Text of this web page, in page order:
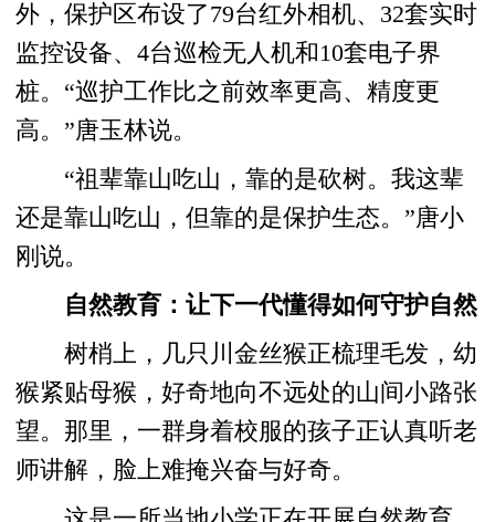
外，保护区布设了79台红外相机、32套实时
监控设备、4台巡检无人机和10套电子界
桩。“巡护工作比之前效率更高、精度更
高。”唐玉林说。
“祖辈靠山吃山，靠的是砍树。我这辈
还是靠山吃山，但靠的是保护生态。”唐小
刚说。
自然教育：让下一代懂得如何守护自然
树梢上，几只川金丝猴正梳理毛发，幼
猴紧贴母猴，好奇地向不远处的山间小路张
望。那里，一群身着校服的孩子正认真听老
师讲解，脸上难掩兴奋与好奇。